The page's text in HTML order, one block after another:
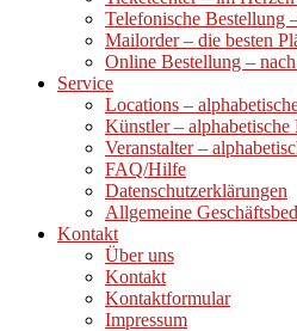
Telefonische Bestellung
Mailorder – die besten
Online Bestellung –
Service
Locations –
Künstler – alphabetische
Veranstalter –
FAQ/Hilfe
Datenschutzerklärungen
Allgemeine
Kontakt
Über uns
Kontakt
Kontaktformular
Impressum